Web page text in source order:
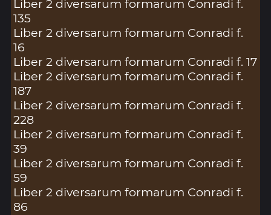
Liber 2 diversarum formarum Conradi f.
135
Liber 2 diversarum formarum Conradi f.
16
Liber 2 diversarum formarum Conradi f. 17
Liber 2 diversarum formarum Conradi f.
187
Liber 2 diversarum formarum Conradi f.
228
Liber 2 diversarum formarum Conradi f.
39
Liber 2 diversarum formarum Conradi f.
59
Liber 2 diversarum formarum Conradi f.
86